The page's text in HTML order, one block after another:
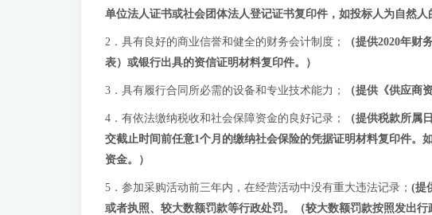
单位法人证书或社会团体法人登记证书复印件，如投标人为自然
2．具有良好的商业信誉和健全的财务会计制度；
（提供2020年
表）或银行出具的资信证明材料复印件。）
3．具有履行合同所必需的设备和专业技术能力； （提供《供应商
4．有依法缴纳税收和社会保障资金的良好记录； （提供税款所属
交截止时间前任意1个月的缴纳社会保险的凭据证明材料复印件。
资金。
）
5．参加采购活动前三年内，在经营活动中没有重大违法记录； (提
或者执照、较大数额罚款等行政处罚。（较大数额罚款按照发出